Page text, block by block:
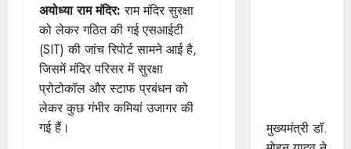
अयोध्या राम मंदिर: राम मंदिर सुरक्षा
को लेकर गठित की गई एसआईटी
(SIT) की जांच रिपोर्ट सामने आई है,
जिसमें मंदिर परिसर में सुरक्षा
प्रोटोकॉल और स्टाफ प्रबंधन को
लेकर कुछ गंभीर कमियां उजागर की
गई हैं।
मुख्यमंत्री डॉ.